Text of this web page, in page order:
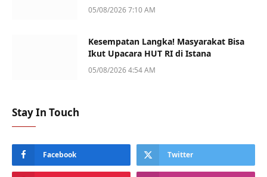
05/08/2026 7:10 AM
Kesempatan Langka! Masyarakat Bisa
Ikut Upacara HUT RI di Istana
05/08/2026 4:54 AM
Stay In Touch
Facebook Twitter